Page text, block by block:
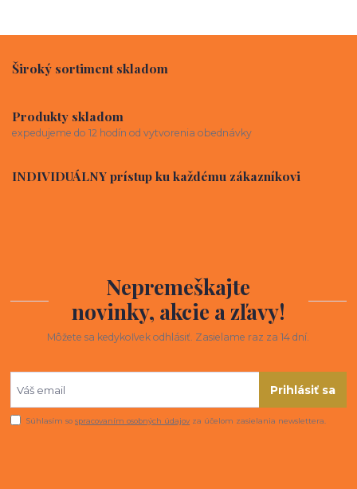
Široký sortiment skladom
Produkty skladom
expedujeme do 12 hodín od vytvorenia obednávky
INDIVIDUÁLNY prístup ku každému zákazníkovi
Nepremeškajte
novinky, akcie a zľavy!
Môžete sa kedykoľvek odhlásiť. Zasielame raz za 14 dní.
Prihlásiť sa
Súhlasím sospracovaním osobných údajov za účelom zasielania newslettera.